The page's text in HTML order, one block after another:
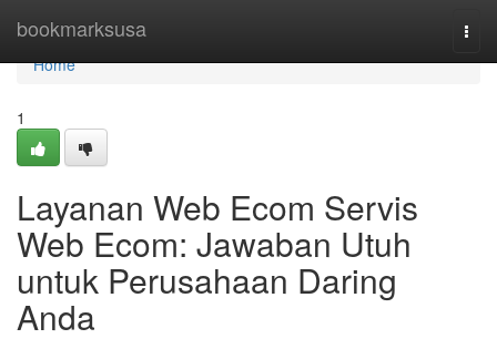
bookmarksusa
Home
Home
1
Layanan Web Ecom Servis
Web Ecom: Jawaban Utuh
untuk Perusahaan Daring
Anda